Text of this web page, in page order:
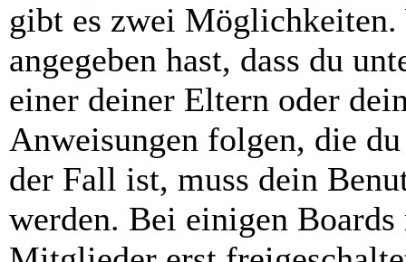
gibt es zwei
angegeben hast, dass du
einer deiner Eltern oder
Anweisungen folgen, die
der Fall ist, muss dein
werden. Bei einigen Boards